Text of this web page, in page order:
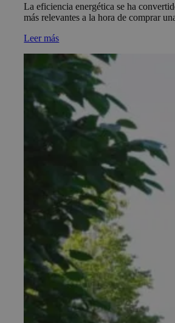
La eficiencia energética se ha
más relevantes a la hora de comprar
Leer más